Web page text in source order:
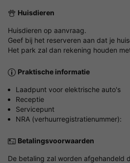
Huisdieren
Huisdieren op aanvraag.
Geef bij het reserveren aan dat je
Het park zal dan rekening houden
Praktische informatie
Laadpunt voor elektrische auto's
Receptie
Servicepunt
NRA (verhuurregistratienummer):
Betalingsvoorwaarden
De betaling zal worden afgehandeld